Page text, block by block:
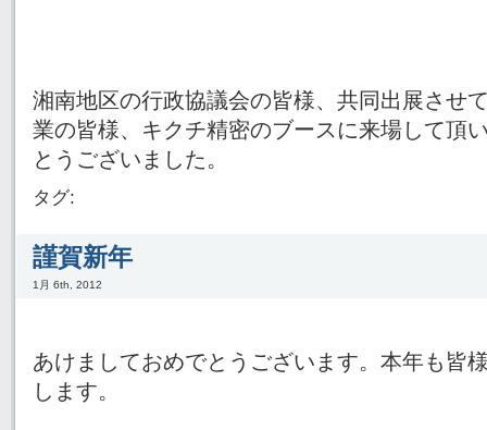
湘南地区の行政協議会の皆様、共同出展させ
業の皆様、キクチ精密のブースに来場して頂
とうございました。
タグ:
謹賀新年
1月 6th, 2012
あけましておめでとうございます。本年も皆
します。